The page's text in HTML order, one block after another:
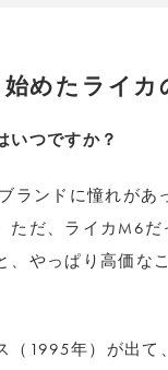
めたライカ
つですか？
ランドに憧れがあ
ただ、ライカM6
、やっぱり高価な
（1995年）が出